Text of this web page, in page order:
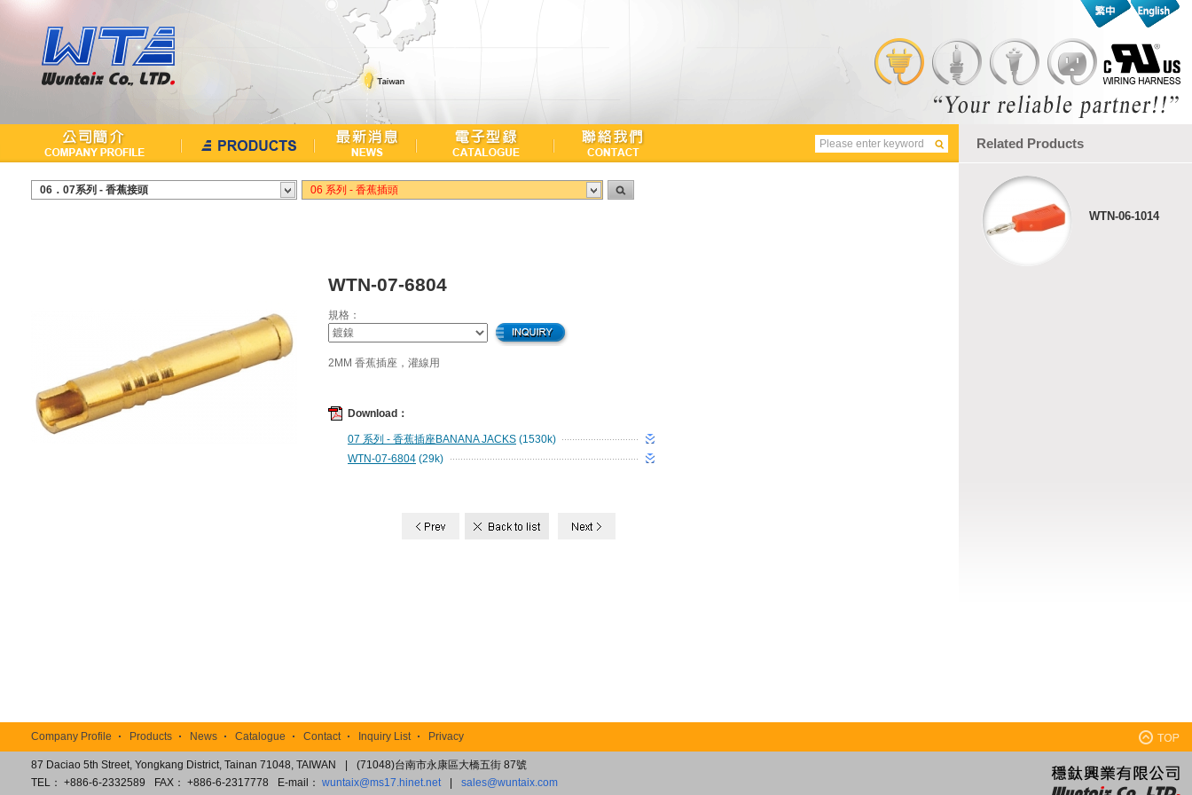
06．07系列 - 香蕉接頭 06 系列 - 香蕉插頭
WTN-07-6804
規格：
2MM 香蕉插座，灌線用
Download：
07 系列 - 香蕉插座BANANA JACKS (1530k)
WTN-07-6804 (29k)
Related Products
WTN-06-1014
Company Profile Products News Catalogue Contact Inquiry List Privacy
87 Daciao 5th Street, Yongkang District, Tainan 71048, TAIWAN
(71048)台南市永康區大橋五街 87號
TEL： +886-6-2332589
FAX： +886-6-2317778 E-mail： wuntaix@ms17.hinet.net sales@wuntaix.com
TOP